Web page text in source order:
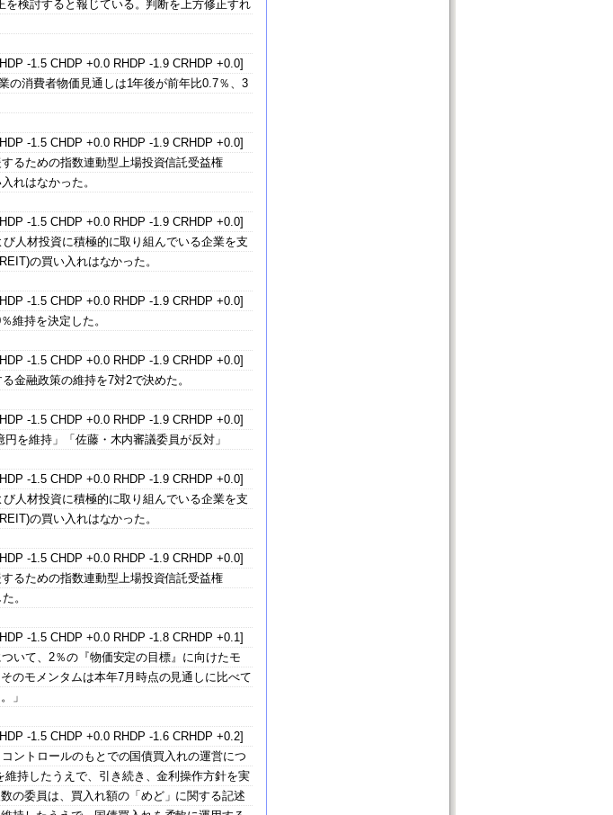
検討すると報じている。判断を上方修正すれ
-1.5 CHDP +0.0 RHDP -1.9 CRHDP +0.0]
の消費者物価見通しは1年後が前年比0.7％、3
-1.5 CHDP +0.0 RHDP -1.9 CRHDP +0.0]
るための指数連動型上場投資信託受益権
れはなかった。
-1.5 CHDP +0.0 RHDP -1.9 CRHDP +0.0]
人材投資に積極的に取り組んでいる企業を支
の買い入れはなかった。
-1.5 CHDP +0.0 RHDP -1.9 CRHDP +0.0]
維持を決定した。
-1.5 CHDP +0.0 RHDP -1.9 CRHDP +0.0]
金融政策の維持を7対2で決めた。
-1.5 CHDP +0.0 RHDP -1.9 CRHDP +0.0]
を維持」「佐藤・木内審議委員が反対」
-1.5 CHDP +0.0 RHDP -1.9 CRHDP +0.0]
人材投資に積極的に取り組んでいる企業を支
の買い入れはなかった。
-1.5 CHDP +0.0 RHDP -1.9 CRHDP +0.0]
るための指数連動型上場投資信託受益権
。
-1.5 CHDP +0.0 RHDP -1.8 CRHDP +0.1]
いて、2％の『物価安定の目標』に向けたモ
のモメンタムは本年7月時点の見通しに比べて
」
-1.5 CHDP +0.0 RHDP -1.6 CRHDP +0.2]
ントロールのもとでの国債買入れの運営につ
持したうえで、引き続き、金利操作方針を実
の委員は、買入れ額の「めど」に関する記述